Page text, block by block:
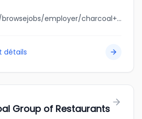
jobbank.gc.ca/browsejobs/employer/charcoal+biryani-turkish+indian/ca
détails
Group of Restaurants